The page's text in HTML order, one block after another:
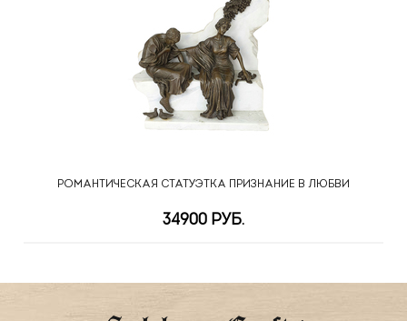
РОМАНТИЧЕСКАЯ СТАТУЭТКА ПРИЗНАНИЕ В ЛЮБВИ
34900 РУБ.